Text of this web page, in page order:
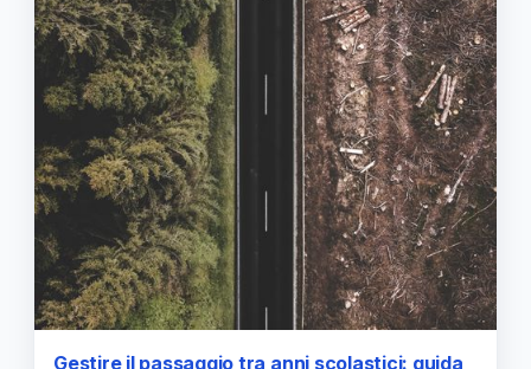
Gestire il passaggio tra anni scolastici: guida